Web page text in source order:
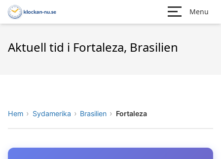
Menu
Aktuell tid i Fortaleza, Brasilien
Hem Sydamerika Brasilien Fortaleza